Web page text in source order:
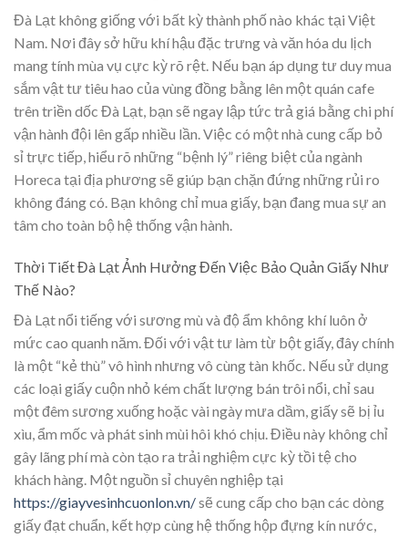
Đà Lạt không giống với bất kỳ thành phố nào khác tại Việt
Nam. Nơi đây sở hữu khí hậu đặc trưng và văn hóa du lịch
mang tính mùa vụ cực kỳ rõ rệt. Nếu bạn áp dụng tư duy mua
sắm vật tư tiêu hao của vùng đồng bằng lên một quán cafe
trên triền dốc Đà Lạt, bạn sẽ ngay lập tức trả giá bằng chi phí
vận hành đội lên gấp nhiều lần. Việc có một nhà cung cấp bỏ
sỉ trực tiếp, hiểu rõ những “bệnh lý” riêng biệt của ngành
Horeca tại địa phương sẽ giúp bạn chặn đứng những rủi ro
không đáng có. Bạn không chỉ mua giấy, bạn đang mua sự an
tâm cho toàn bộ hệ thống vận hành.
Thời Tiết Đà Lạt Ảnh Hưởng Đến Việc Bảo Quản Giấy Như
Thế Nào?
Đà Lạt nổi tiếng với sương mù và độ ẩm không khí luôn ở
mức cao quanh năm. Đối với vật tư làm từ bột giấy, đây chính
là một “kẻ thù” vô hình nhưng vô cùng tàn khốc. Nếu sử dụng
các loại giấy cuộn nhỏ kém chất lượng bán trôi nổi, chỉ sau
một đêm sương xuống hoặc vài ngày mưa dầm, giấy sẽ bị ỉu
xìu, ẩm mốc và phát sinh mùi hôi khó chịu. Điều này không chỉ
gây lãng phí mà còn tạo ra trải nghiệm cực kỳ tồi tệ cho
khách hàng. Một nguồn sỉ chuyên nghiệp tại
https://giayvesinhcuonlon.vn/sẽ cung cấp cho bạn các dòng
giấy đạt chuẩn, kết hợp cùng hệ thống hộp đựng kín nước,